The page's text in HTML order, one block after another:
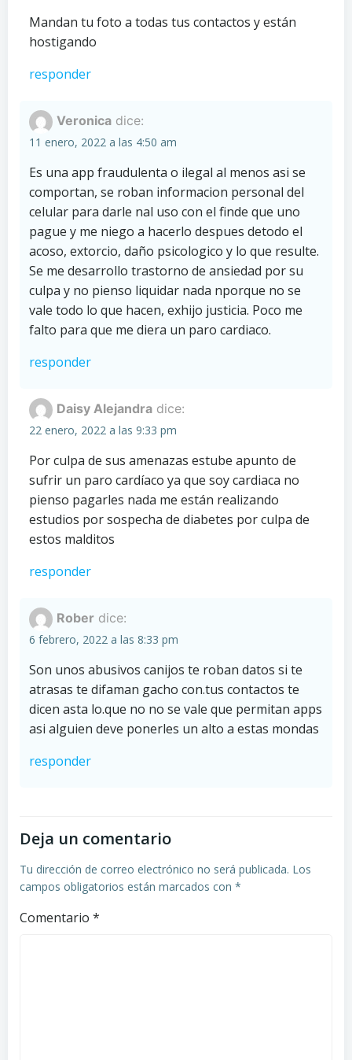
Mandan tu foto a todas tus contactos y están
hostigando
responder
Veronica dice:
11 enero, 2022 a las 4:50 am
Es una app fraudulenta o ilegal al menos asi se
comportan, se roban informacion personal del
celular para darle nal uso con el finde que uno
pague y me niego a hacerlo despues detodo el
acoso, extorcio, daño psicologico y lo que resulte.
Se me desarrollo trastorno de ansiedad por su
culpa y no pienso liquidar nada nporque no se
vale todo lo que hacen, exhijo justicia. Poco me
falto para que me diera un paro cardiaco.
responder
Daisy Alejandra dice:
22 enero, 2022 a las 9:33 pm
Por culpa de sus amenazas estube apunto de
sufrir un paro cardíaco ya que soy cardiaca no
pienso pagarles nada me están realizando
estudios por sospecha de diabetes por culpa de
estos malditos
responder
Rober dice:
6 febrero, 2022 a las 8:33 pm
Son unos abusivos canijos te roban datos si te
atrasas te difaman gacho con.tus contactos te
dicen asta lo.que no no se vale que permitan apps
asi alguien deve ponerles un alto a estas mondas
responder
Deja un comentario
Tu dirección de correo electrónico no será publicada. Los
campos obligatorios están marcados con *
Comentario *